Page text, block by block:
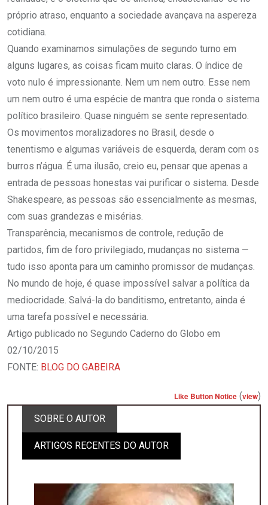
próprio atraso, enquanto a sociedade avançava na aspereza
cotidiana.
Quando examinamos simulações de segundo turno em
alguns lugares, as coisas ficam muito claras. O índice de
voto nulo é impressionante. Nem um nem outro. Esse nem
um nem outro é uma espécie de mantra que ronda o sistema
político brasileiro. Quase ninguém se sente representado.
Os movimentos moralizadores no Brasil, desde o
tenentismo e algumas variáveis de esquerda, deram com os
burros n’água. É uma ilusão, creio eu, pensar que apenas a
entrada de pessoas honestas vai purificar o sistema. Desde
Shakespeare, as pessoas são essencialmente as mesmas,
com suas grandezas e misérias.
Transparência, mecanismos de controle, redução de
partidos, fim de foro privilegiado, mudanças no sistema —
tudo isso aponta para um caminho promissor de mudanças.
No mundo de hoje, é quase impossível salvar a política da
mediocridade. Salvá-la do banditismo, entretanto, ainda é
uma tarefa possível e necessária.
Artigo publicado no Segundo Caderno do Globo em
02/10/2015
FONTE: BLOG DO GABEIRA
Like Button Notice (view)
SOBRE O AUTOR
ARTIGOS RECENTES DO AUTOR